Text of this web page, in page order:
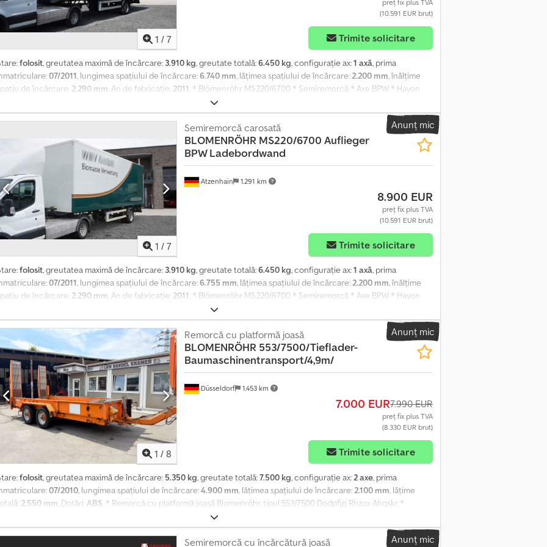
1 / 7
preț fix plus TVA
(10.591 EUR brut)
Trimite solicitare
folosit, greutatea maximă de încărcare: 3.910 kg, greutate totală:6.450 kg, configurație ax:1 axă, prima
07/2011, lungimea spațiului de încărcare:6.740 mm, lățimea spațiului de încărcare:2.200 mm, înălțime
de încărcare: 2.290 mm, An de fabricație: 2011, * Blömenröhr MS220/6700 * Semiremorcă * Axe BPW * Hayon
hidraulic * Greutate totală admisă: 6.450 kg * Greutate proprie: 2.540 kg * Sarcină utilă: 3.910 kg * Anvelope: vezi poze *
singură axă Dkodszh Dlwepfx Ahqsr * Suspensie pneumatică * Frâne cu tambur * Disponibil imediat * Ne rezervăm
dreptul la greșeli Aveți întrebări? Contactați-ne pentru consultanță rapidă, inclusiv direct prin WhatsApp: Oferim: -
Achiziție netă pentru firmele din UE cu cod valid de TVA și pentru clienți din țări terțe. - Leasing și finanțare. -
Gestionarea tuturor formalităților vamale. - Eliberarea numerelor de înmatriculare provizorii și de export. - Transport
până la port. Toate prețurile afișate pe platforma noastră includ TVA-ul legal de 19% și sunt exprimate ca prețuri brute.
Anunț mic
1 / 7
Atzenhain 1.291 km
Semiremorcă carosată
BLOMENRÖHR MS220/6700 Auflieger
BPW Ladebordwand
8.900 EUR
preț fix plus TVA
(10.591 EUR brut)
Trimite solicitare
folosit, greutatea maximă de încărcare: 3.910 kg, greutate totală:6.450 kg, configurație ax:1 axă, prima
07/2011, lungimea spațiului de încărcare:6.755 mm, lățimea spațiului de încărcare:2.200 mm, înălțime
de încărcare: 2.290 mm, An de fabricație: 2011, * Blömenröhr MS220/6700 * Semiremorcă * Axe BPW * Hayon
hidraulic * Greutate totală admisă: 6.450 kg * Greutate la gol: 2.540 kg Dodjzh Dlqopfx Ahqokr * Sarcină utilă: 3.910 kg *
vezi fotografii * O singură axă * Suspensie pneumatică * Frâne cu tambur * Disponibil imediat * Ne rezervăm
dreptul de a face greșeli. Aveți întrebări? Contactați-ne pentru consultanță rapidă – inclusiv direct prin WhatsApp:
Vânzare netă pentru firme din UE cu cod valid de TVA intracomunitar, precum și pentru clienți din țări terțe.
și finanțare. Gestionarea tuturor formalităților vamale. Eliberarea numerelor de înmatriculare provizorii și
pentru export. Transport până în port. Toate prețurile afișate pe platforma de anunțuri sunt prețuri brute și includ TVA
19%.
Anunț mic
1 / 8
Düsseldorf 1.453 km
Remorcă cu platformă joasă
BLOMENRÖHR 553/7500/Tieflader-
Baumaschinentransport/4,9m/
7.000 EUR7.990 EUR
preț fix plus TVA
(8.330 EUR brut)
Trimite solicitare
folosit, greutatea maximă de încărcare: 5.350 kg, greutate totală:7.500 kg, configurație ax: 2 axe, prima
07/2010 , lungimea spațiului de încărcare:4.900 mm , lățimea spațiului de încărcare: 2.100 mm , lățime
2.550 mm , Dotări: ABS , * Remorcă cu platformă joasă Blomenröhr, tipul 553/7500 Dodpfjzi Rhzox Ahqskr *
Remorcă de fabricație germană * Inspecția tehnică periodică a expirat la data de 26.05 * Sistem ABS * Rampe fixe *
de depozitare în față * Puncte de ancorare * Ruginită
Anunț mic
Semiremorcă cu încărcătură joasă